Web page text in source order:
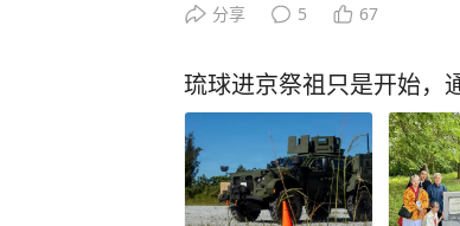
样了？ 1987年，白晓保出生在陕西乾县的一户农村家庭，年少
入狱，家里为赔偿欠下了一
头借钱的模样，他才幡然醒悟
年，19岁的他只身北漂，兜
术的他，只能做保安、干体
清家里的巨额债务、改善家人生
分享 5 67
琉球进京祭祖只是开始，